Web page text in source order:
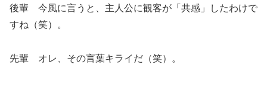
後輩 今風に言うと、主人公に観客が「共感」したわけで
すね（笑）。
先輩 オレ、その言葉キライだ（笑）。